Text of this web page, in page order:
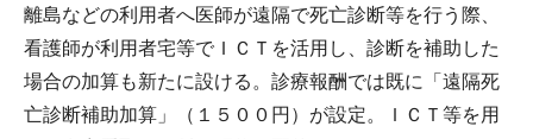
離島などの利用者へ医師が遠隔で死亡診断等を行う際、
看護師が利用者宅等でＩＣＴを活用し、診断を補助した
場合の加算も新たに設ける。診療報酬では既に「遠隔死
亡診断補助加算」（１５００円）が設定。ＩＣＴ等を用